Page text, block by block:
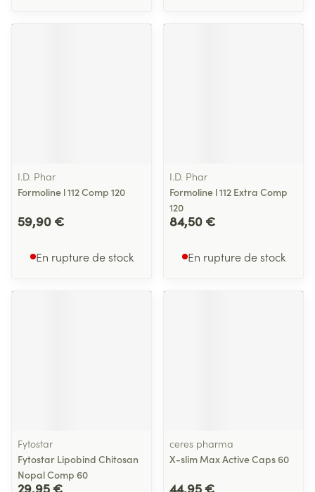
I.D. Phar
Formoline l 112 Comp 120
59,90 €
En rupture de stock
I.D. Phar
Formoline l 112 Extra Comp
120
84,50 €
En rupture de stock
Fytostar
Fytostar Lipobind Chitosan
Nopal Comp 60
29,95 €
ceres pharma
X-slim Max Active Caps 60
44,95 €